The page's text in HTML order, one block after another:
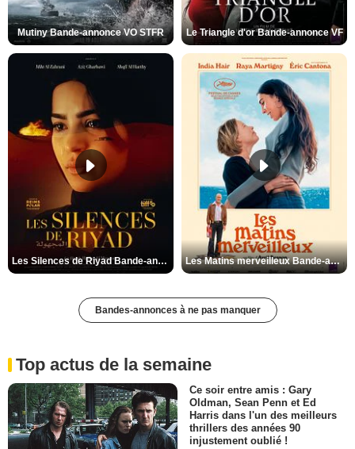
Mutiny Bande-annonce VO STFR Le Triangle d'or Bande-annonce VF
Les Silences de Riyad Bande-annonce VO STFR Les Matins merveilleux Bande-annonce VF
Bandes-annonces à ne pas manquer
Top actus de la semaine
Ce soir entre amis : Gary
Oldman, Sean Penn et Ed
Harris dans l'un des meilleurs
thrillers des années 90
injustement oublié !